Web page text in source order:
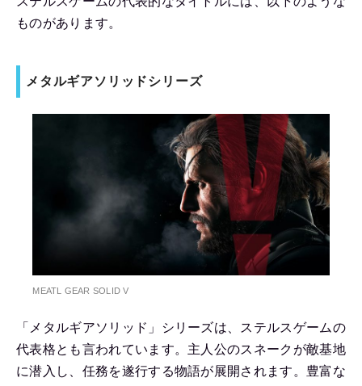
ものがあります。
メタルギアソリッドシリーズ
MEATL GEAR SOLID V
「メタルギアソリッド」シリーズは、ステルスゲームの
代表格とも言われています。主人公のスネークが敵基地
に潜入し、任務を遂行する物語が展開されます。豊富な